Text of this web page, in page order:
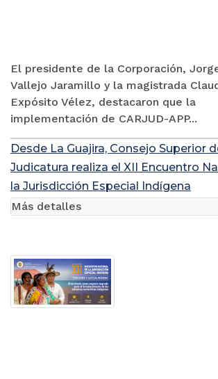
El presidente de la Corporación,
Vallejo Jaramillo y la magistrada
Expósito Vélez, destacaron que la
implementación de CARJUD-APP...
Desde La Guajira, Consejo Superior
Judicatura realiza el XII Encuentro
la Jurisdicción Especial Indígena
Más detalles